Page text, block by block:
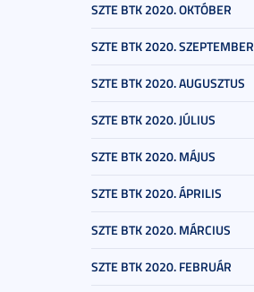
SZTE BTK 2020. OKTÓBER
SZTE BTK 2020. SZEPTEMBER
SZTE BTK 2020. AUGUSZTUS
SZTE BTK 2020. JÚLIUS
SZTE BTK 2020. MÁJUS
SZTE BTK 2020. ÁPRILIS
SZTE BTK 2020. MÁRCIUS
SZTE BTK 2020. FEBRUÁR